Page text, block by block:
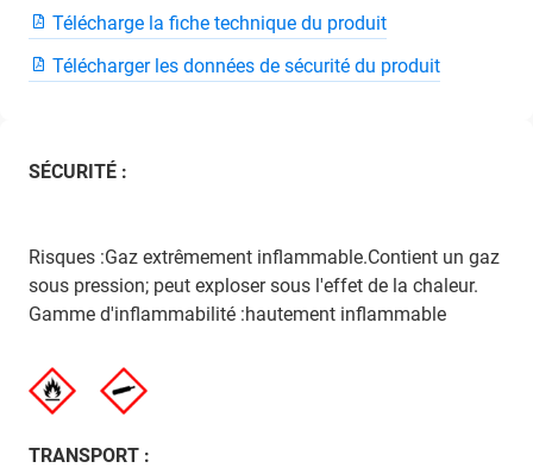
Télécharge la fiche technique du produit
Télécharger les données de sécurité du produit
SÉCURITÉ :
Risques :Gaz extrêmement inflammable.Contient un gaz
sous pression; peut exploser sous l'effet de la chaleur.
Gamme d'inflammabilité :hautement inflammable
TRANSPORT :